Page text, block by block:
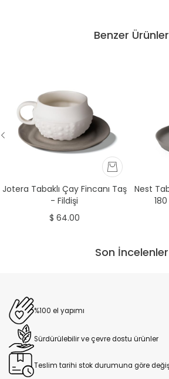
%100 el yapımı
Sürdürülebilir ve çevre dostu ürünler
Teslim tarihi stok durumuna göre
Benzer Ürünler
Jotera Tabaklı Çay Fincanı Taş
- Fildişi
$ 64.00
Nest
Son İncelenler